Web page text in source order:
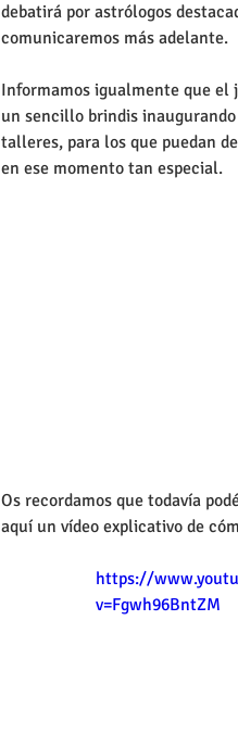
debatirá por astrólogos
comunicaremos más adelante.
Informamos igualmente que el
un sencillo brindis
talleres, para los que puedan
en ese momento tan especial.
Os recordamos que todavía
aquí un vídeo explicativo de
https://
v=Fgwh96BntZM